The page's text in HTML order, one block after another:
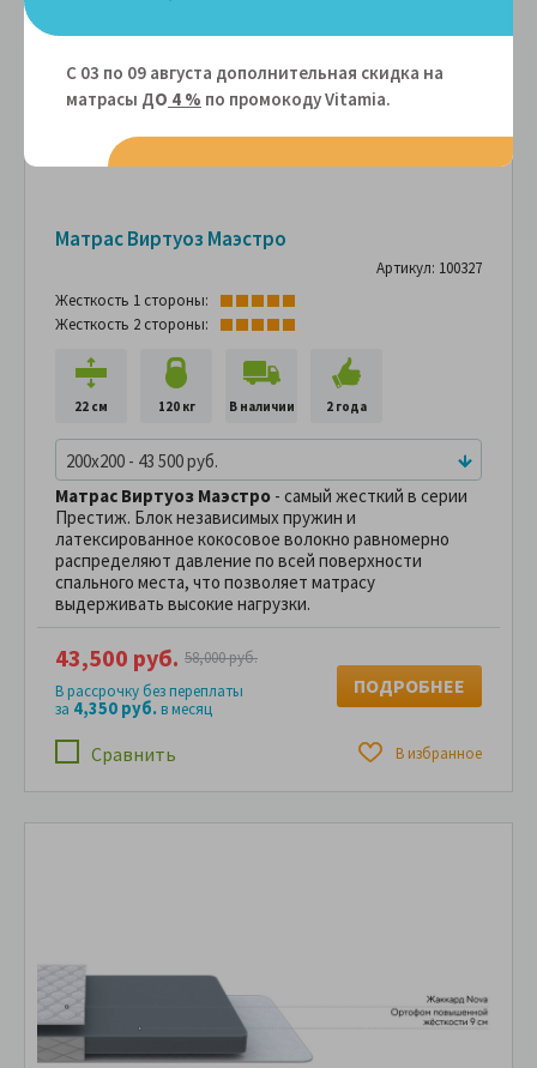
Матрас Виртуоз Маэстро
Артикул: 100327
Жесткость 1 стороны:
Жесткость 2 стороны:
22 см 120 кг В наличии 2 года
200x200 - 43 500 руб.
Матрас Виртуоз Маэстро - самый жесткий в серии
Престиж. Блок независимых пружин и
латексированное кокосовое волокно равномерно
распределяют давление по всей поверхности
спального места, что позволяет матрасу
выдерживать высокие нагрузки.
Сравнить В избранное
43,500 руб. 58,000 руб.
В рассрочку без переплаты
за 4,350 руб.в месяц
ПОДРОБНЕЕ
С 03 по 09 августа дополнительная скидка на
матрасы ДО 4 % по промокоду Vitamiа.